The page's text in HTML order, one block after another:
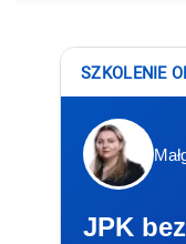
SZKOLENIE
JPK